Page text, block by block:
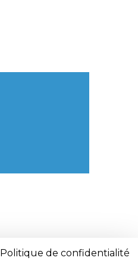
Politique de confidentialité